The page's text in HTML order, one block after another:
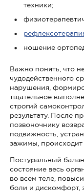
техники;
ношение
Важно понять, что
чудодейственного
нарушения,
тщательное
строгий
результату. После
позвоночнику
подвижность,
зажимы, происходит
Постуральный
состояние весь
во всем теле,
боли и дискомфорт,